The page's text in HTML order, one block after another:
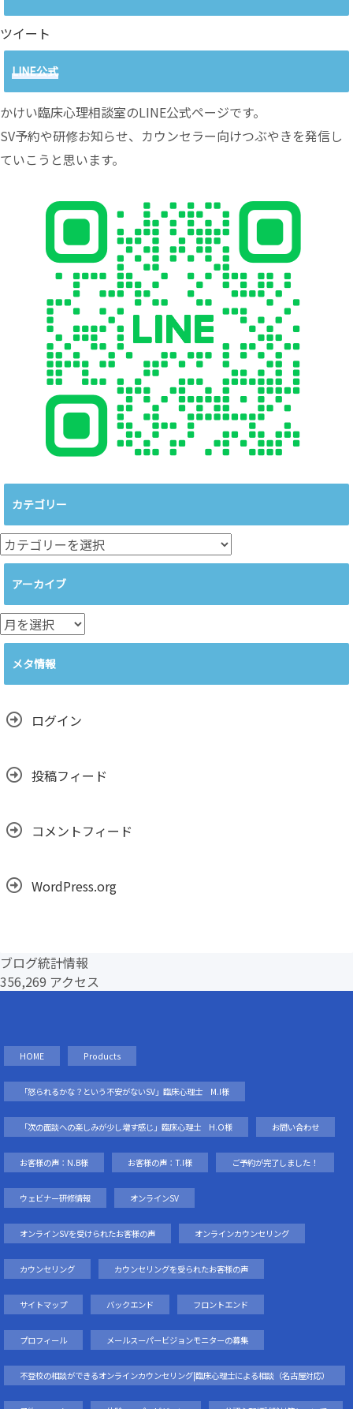
ツイート
LINE公式
かけい臨床心理相談室のLINE公式ページです。
SV予約や研修お知らせ、カウンセラー向けつぶやきを発信し
ていこうと思います。
カテゴリー
カ
テ
リ
ー
アーカイブ
ア
ー
イ
メタ情報
ログイン
投稿フィード
コメントフィード
WordPress.org
ブログ統計情報
356,269 アクセス
HOME Products
「怒られるかな？という不安がないSV」臨床心理士 M.I様
「次の面談への楽しみが少し増す感じ」臨床心理士 H.O様 お問い合わせ
お客様の声：N.B様 お客様の声：T.I様 ご予約が完了しました！
ウェビナー研修情報 オンラインSV
オンラインSVを受けられたお客様の声 オンラインカウンセリング
カウンセリング カウンセリングを受られたお客様の声
サイトマップ バックエンド フロントエンド
プロフィール メールスーパービジョンモニターの募集
不登校の相談ができるオンラインカウンセリング|臨床心理士による相談（名古屋対応）